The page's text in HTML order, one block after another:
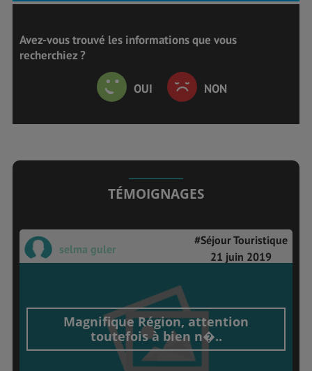
Avez-vous trouvé les informations que vous
recherchiez ?
OUI NON
TÉMOIGNAGES
selma guler
#Séjour Touristique
21 juin 2019
Magnifique Région, attention
toutefois à bien n�..